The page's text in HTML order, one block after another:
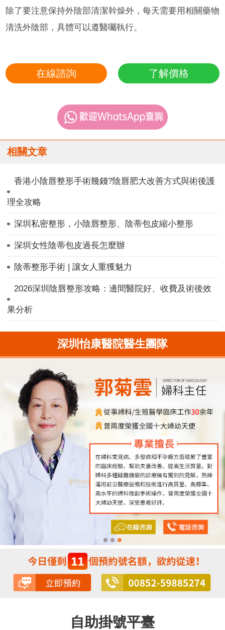
除了要注意保持外陰部清潔幹燥外，每天需要用相關藥物
清洗外陰部，具體可以遵醫囑執行。
在線諮詢 了解價格
相關文章
香港小陰唇整形手術幾錢?陰唇肥大改善方式與術後護
理全攻略
深圳私密整形，小陰唇整形、陰蒂包皮縮小整形
深圳女性陰蒂包皮過長怎麼辦
陰蒂整形手術 | 讓女人重獲魅力
2026深圳陰唇整形攻略：邊間醫院好、收費及術後效
果分析
深圳怡康醫院醫生團隊
自助掛號平臺